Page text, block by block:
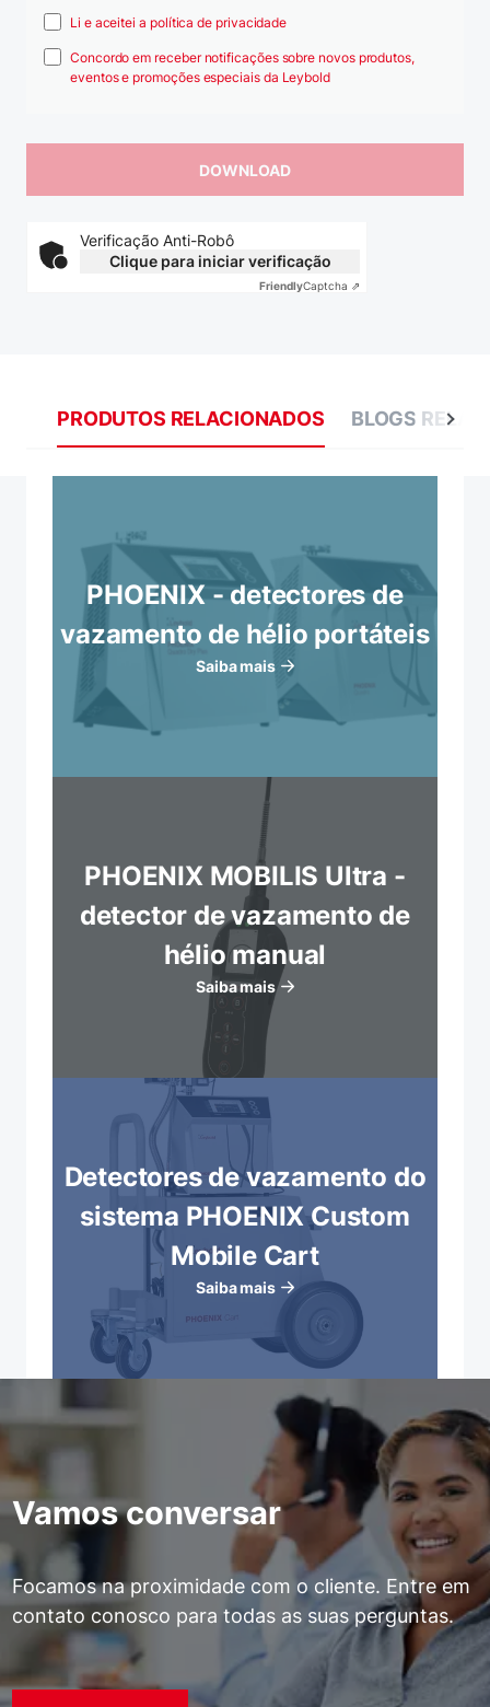
Li e aceitei a política de privacidade
Concordo em receber notificações sobre novos produtos,
eventos e promoções especiais da Leybold
Verificação Anti-Robô
Clique para iniciar verificação
FriendlyCaptcha ⇗
PRODUTOS RELACIONADOS BLOGS
PHOENIX - detectores de
vazamento de hélio portáteis
Saiba mais
PHOENIX MOBILIS Ultra -
detector de vazamento de
hélio manual
Saiba mais
Detectores de vazamento do
sistema PHOENIX Custom
Mobile Cart
Saiba mais
Vamos conversar
Focamos na proximidade com o cliente. Entre em
contato conosco para todas as suas perguntas.